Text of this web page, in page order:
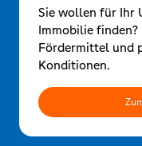
Sie wollen für Ihr
Immobilie
Fördermittel und
Konditionen.